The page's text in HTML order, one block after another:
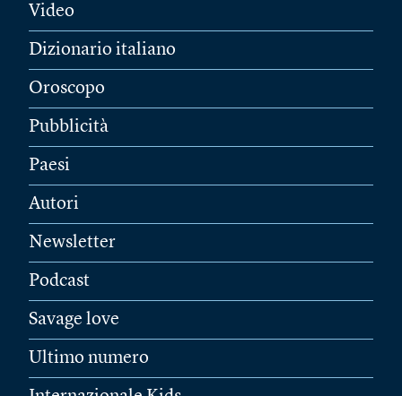
Video
Dizionario italiano
Oroscopo
Pubblicità
Paesi
Autori
Newsletter
Podcast
Savage love
Ultimo numero